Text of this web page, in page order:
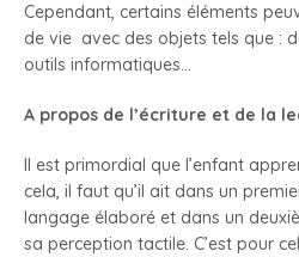
Cependant, certains éléments
de vie avec des objets tels que :
outils informatiques…
A propos de l’écriture et de la
Il est primordial que l’enfant
cela, il faut qu’il ait dans un
langage élaboré et dans un
sa perception tactile. C’est pour